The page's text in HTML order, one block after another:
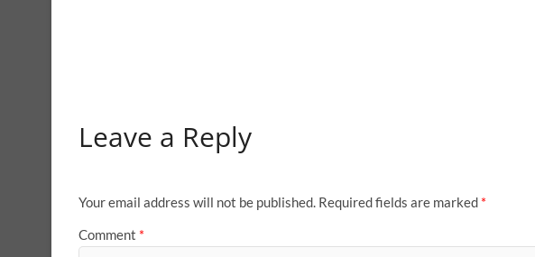
Leave a Reply
Your email address will not be published. Required fields are marked *
Comment *